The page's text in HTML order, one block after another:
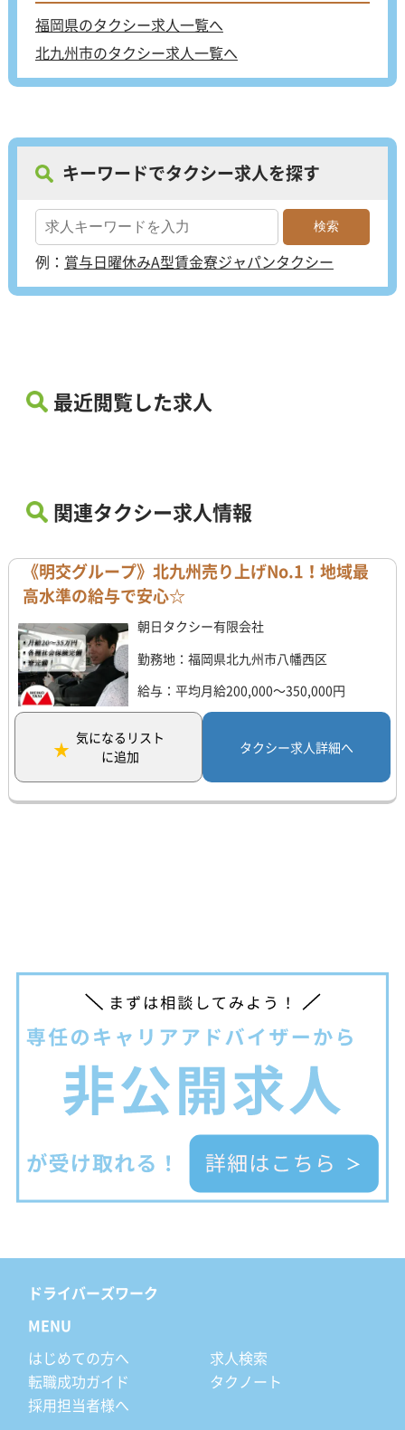
福岡県のタクシー求人一覧へ
北九州市のタクシー求人一覧へ
キーワードでタクシー求人を探す
例： 賞与日曜休みA型賃金寮ジャパンタクシー
最近閲覧した求人
関連タクシー求人情報
《明交グループ》北九州売り上げNo.1！地域最
高水準の給与で安心☆
朝日タクシー有限会社
勤務地：福岡県北九州市八幡西区
給与：平均月給200,000～350,000円
気になるリスト
に追加
タクシー求人詳細へ
ドライバーズワーク
MENU
はじめての方へ
求人検索
転職成功ガイド
タクノート
採用担当者様へ